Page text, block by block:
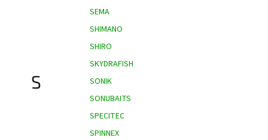
S
SEMA
SHIMANO
SHIRO
SKYDRAFISH
SONIK
SONUBAITS
SPECITEC
SPINNEX